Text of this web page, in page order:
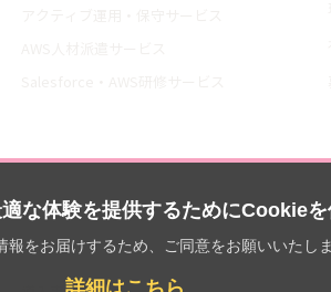
資料請求
お役立ち資料
な体験を提供するためにCookieを
報をお届けするため、ご同意をお願いいたしま
詳細はこちら